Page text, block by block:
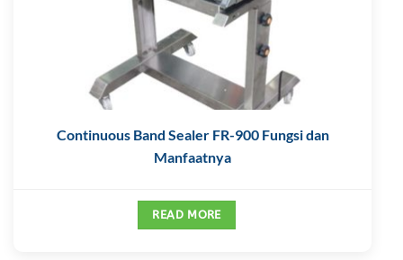
Continuous Band Sealer FR-900 Fungsi dan
Manfaatnya
READ MORE